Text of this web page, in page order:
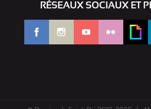
RÉSEAUX SOCIAUX ET